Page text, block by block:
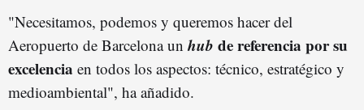
"Necesitamos, podemos y queremos hacer del
Aeropuerto de Barcelona un hub de referencia por su
excelencia en todos los aspectos: técnico, estratégico y
medioambiental", ha añadido.